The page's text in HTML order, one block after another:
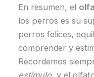
En resumen, el
los perros es su
perros felices,
comprender y
Recordemos
estímulo, y el